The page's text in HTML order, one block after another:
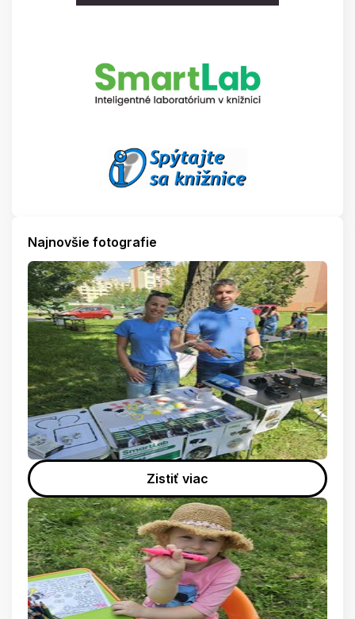
Najnovšie fotografie
Zistiť viac